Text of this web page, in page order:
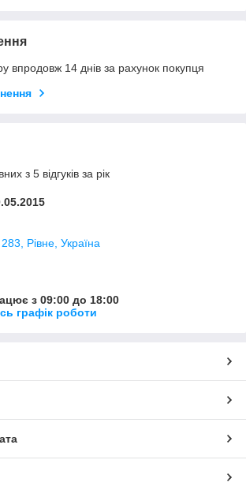
впродовж 14 днів за рахунок покупця
з 5 відгуків за рік
Рівне, Україна
з 09:00 до 18:00
графік роботи